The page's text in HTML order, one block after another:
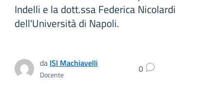
Indelli e la dott.ssa Federica Nicolardi
dell'Università di Napoli.
da ISI Machiavelli
Docente 0